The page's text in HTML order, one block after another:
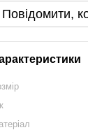
Повідомити,